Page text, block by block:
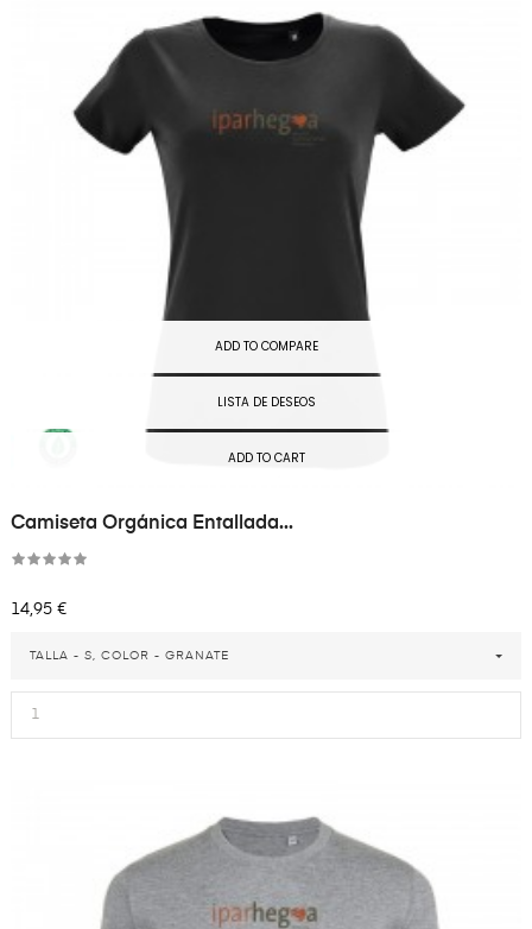
ADD TO COMPARE
LISTA DE DESEOS
ADD TO CART
Camiseta Orgánica Entallada...
Precio
14,95 €
TALLA - S, COLOR - GRANATE